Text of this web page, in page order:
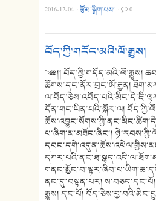
2016-12-04 ·རྩོམ་སྒྲིག་པས། · 0
བོད་ཀྱི་གདོད་མའི་ལོ་རྒྱུས།
༄༅།། བོད་ཀྱི་གདོད་མའི་ལོ་རྒྱུས།
ཚོགས་དང་ནོར་བྲང་ཨོ་རྒྱན།
དོན་གང་ཡིན་པའི་སྐོར་ལ།
པ་ཞིག་མ་མཐོང་ཞིང་།
ནང་དུ་བསྟན་པར།
རྒྱུས། དང་པོ།